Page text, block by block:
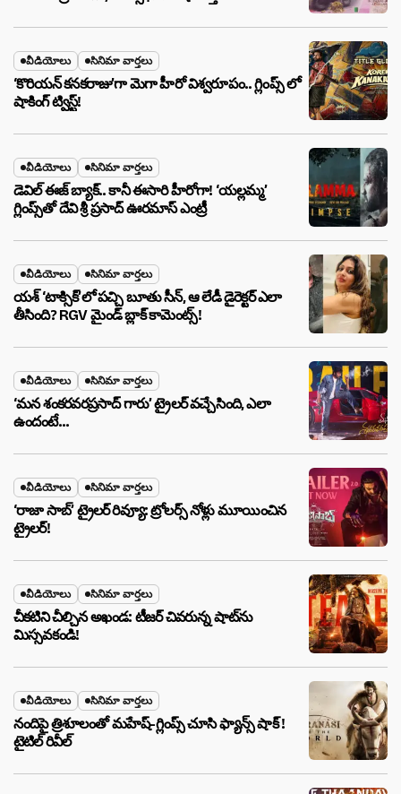
వీడియోలు సినిమా వార్తలు
‘కొరియన్ కనకరాజు’గా మెగా హీరో విశ్వరూపం.. గ్లింప్స్ లో
షాకింగ్ ట్విస్ట్!
వీడియోలు సినిమా వార్తలు
డెవిల్ ఈజ్ బ్యాక్.. కానీ ఈసారి హీరోగా! ‘యల్లమ్మ’
గ్లింప్స్‌తో దేవి శ్రీ ప్రసాద్ ఊరమాస్ ఎంట్రీ
వీడియోలు సినిమా వార్తలు
యశ్ ‘టాక్సిక్’లో పచ్చి బూతు సీన్, ఆ లేడీ డైరెక్టర్ ఎలా
తీసింది? RGV మైండ్ బ్లాక్ కామెంట్స్!
వీడియోలు సినిమా వార్తలు
‘మన శంకరవరప్రసాద్ గారు’ ట్రైలర్ వచ్చేసింది, ఎలా
ఉందంటే…
వీడియోలు సినిమా వార్తలు
‘రాజా సాబ్’ ట్రైలర్ రివ్యూ: ట్రోలర్స్ నోళ్లు మూయించిన
ట్రైలర్!
వీడియోలు సినిమా వార్తలు
చీకటిని చీల్చిన అఖండ: టీజర్ చివరున్న షాట్‌ను
మిస్సవకండి!
వీడియోలు సినిమా వార్తలు
నందిపై త్రిశూలంతో మహేష్-గ్లింప్స్ చూసి ఫ్యాన్స్ షాక్ !
టైటిల్ రివీల్